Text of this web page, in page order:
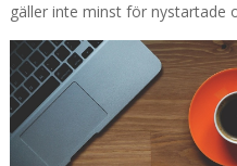
gäller inte minst för nystartade